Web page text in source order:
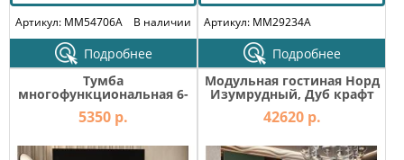
Артикул: MM54706A
В наличии
Подробнее
Артикул: MM29234A
Подробнее
Тумба
многофункциональная 6-
56032
5350 р.
Модульная гостиная Норд
Изумрудный, Дуб крафт
42620 р.